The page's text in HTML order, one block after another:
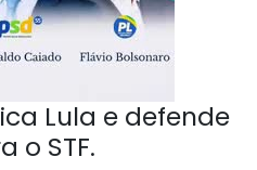
Lula e defende
o STF.